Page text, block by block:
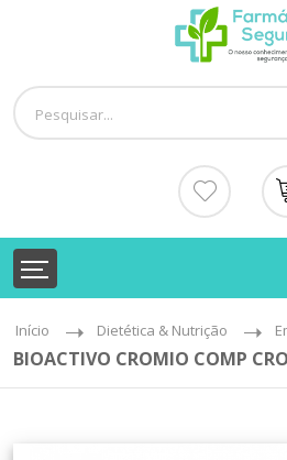
Início Dietética & Nutrição
BIOACTIVO CROMIO COMP